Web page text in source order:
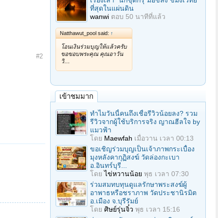
#2
ที่สุดในแผ่นดิน
wanwi ตอบ 50 นาทีที่แล้ว
Natthawut_pool said: ↑
โอนเงินร่วมบุญให้แล้วครับ
ขอขอบพระคุณ คุณอาวัน
วิ…
เข้าชมมาก
ทำไมวันนี้คนถึงเชื่อรีวิวน้อยลง? รวม
รีวิวจากผู้ใช้บริการจริง ญาณฮีลใจ by
แมวฟ้า
โดย Maewfah เมื่อวาน เวลา 00:13
ขอเชิญร่วมบุญเป็นเจ้าภาพกระเบื้อง
มุงหลังคากุฏิสงฆ์ วัดล่องกะเบา
อ.อินทร์บุรี...
โดยไข่หวานน้อย พุธ เวลา 07:30
ร่วมสมทบทุนดูแลรักษาพระสงฆ์ผู้
อาพาธหรือชราภาพ วัดประชานิรมิต
อ.เมือง จ.บุรีรัมย์
โดย ศิษย์รุ่นจิ๋ว พุธ เวลา 15:16